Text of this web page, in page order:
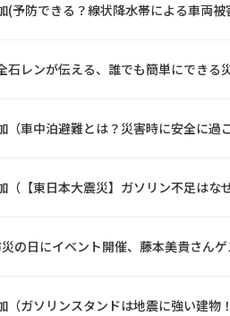
(予防できる？線状降水帯による車両
石レンが伝える、誰でも簡単にできる
（車中泊避難とは？災害時に安全に過
（【東日本大震災】ガソリン不足はな
の日にイベント開催、藤本美貴さんゲ
（ガソリンスタンドは地震に強い建物